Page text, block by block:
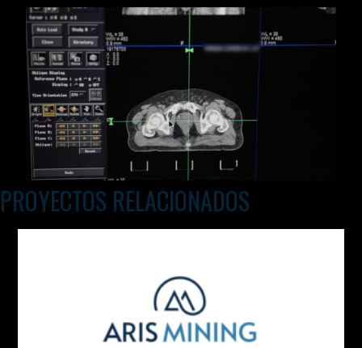
PROYECTOS RELACIONADOS